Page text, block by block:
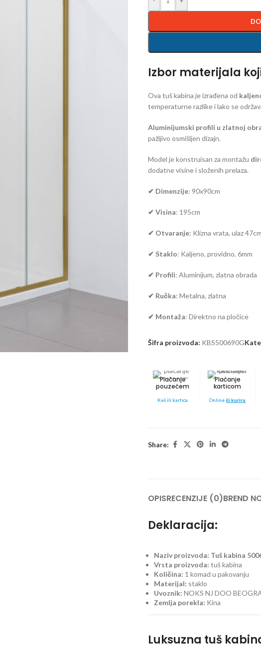
Izbor materijala
Ova tuš kabina je izrađena od
temperaturne razlike i lako se
Aluminijumski profili u zlatnoj
pažljivo osmišljen dizajn.
Model je konstruisan za montažu
dodatne visine i složenih prelaza.
✔ Dimenzije: 90x90cm
✔ Visina: 195cm
✔ Otvaranje: Klizna vrata, ulaz 47cm
✔ Staklo: Kaljeno, providno, 6mm
✔ Profili: Aluminijum, zlatna obrada
✔ Ručka: Metalna, zlatna
✔ Montaža: Direktno na pločice
Šifra proizvoda: KBS500690G
Plaćanje
pouzećem
Keš ili kartica
Plaćanje
karticom
Onlineili kuriru
Share:
OPISRECENZIJE (0)BREND
Deklaracija:
Naziv proizvoda: Tuš kabina
Vrsta proizvoda: tuš kabina
Količina: 1 komad u pakovanju
Materijal: staklo
Uvoznik: NOKS NJ DOO
Zemlja porekla: Kina
Luksuzna tuš